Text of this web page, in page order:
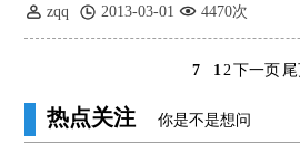
问，白癜风是
zqq 2013-03-01 4470次
7 1 2 下一页
热点关注 你是不是想问